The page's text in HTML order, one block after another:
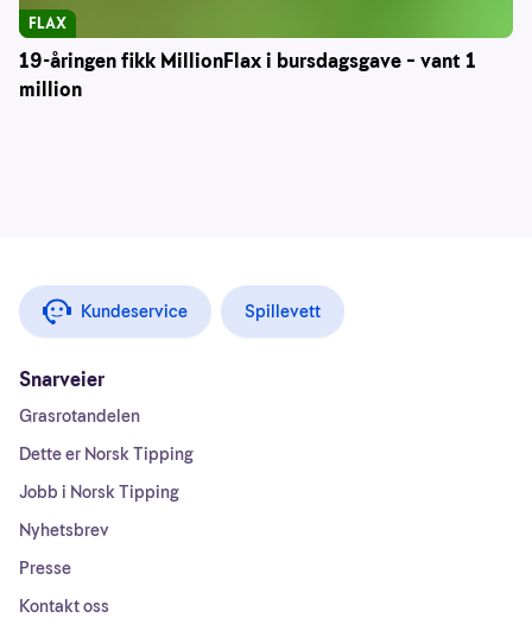
19-åringen fikk MillionFlax i bursdagsgave – vant 1
million
FLAX
Kundeservice Spillevett
Snarveier
Grasrotandelen
Dette er Norsk Tipping
Jobb i Norsk Tipping
Nyhetsbrev
Presse
Kontakt oss